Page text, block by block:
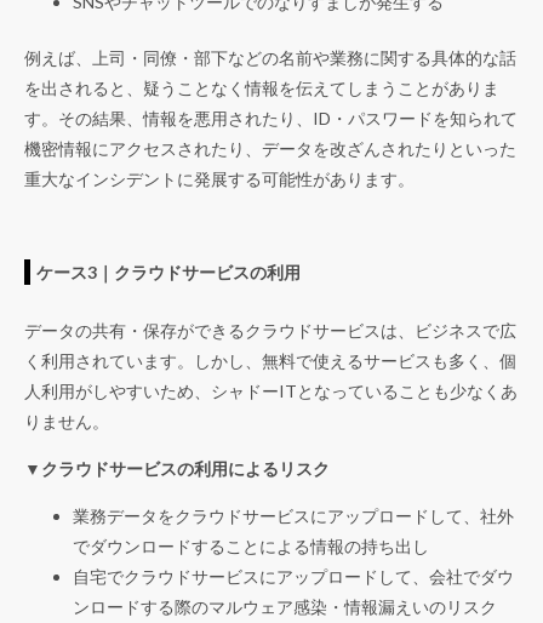
例えば、上司・同僚・部下などの名前や業務に関する具体的な話
を出されると、疑うことなく情報を伝えてしまうことがありま
す。その結果、情報を悪用されたり、ID・パスワードを知られて
機密情報にアクセスされたり、データを改ざんされたりといった
重大なインシデントに発展する可能性があります。
ケース3｜クラウドサービスの利用
データの共有・保存ができるクラウドサービスは、ビジネスで広
く利用されています。しかし、無料で使えるサービスも多く、個
人利用がしやすいため、シャドーITとなっていることも少なくあ
りません。
▼クラウドサービスの利用によるリスク
業務データをクラウドサービスにアップロードして、社外
でダウンロードすることによる情報の持ち出し
自宅でクラウドサービスにアップロードして、会社でダウ
ンロードする際のマルウェア感染・情報漏えいのリスク